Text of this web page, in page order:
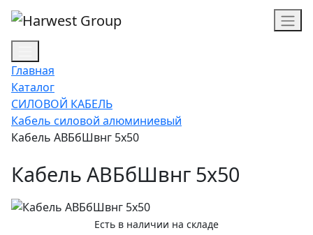
Главная
Каталог
СИЛОВОЙ КАБЕЛЬ
Кабель силовой алюминиевый
Кабель АВБбШвнг 5х50
Кабель АВБбШвнг 5х50
Есть в наличии на складе